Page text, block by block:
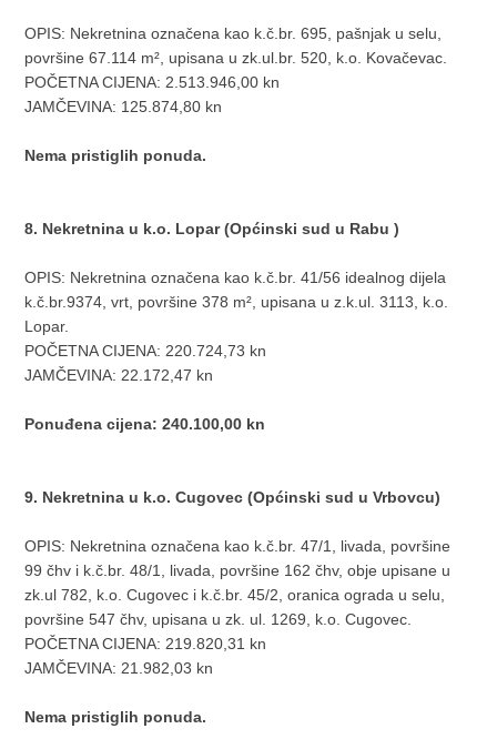
OPIS: Nekretnina označena kao k.č.br. 695, pašnjak u selu,
površine 67.114 m², upisana u zk.ul.br. 520, k.o. Kovačevac.
POČETNA CIJENA: 2.513.946,00 kn
JAMČEVINA: 125.874,80 kn
Nema pristiglih ponuda.
8. Nekretnina u k.o. Lopar (Općinski sud u Rabu )
OPIS: Nekretnina označena kao k.č.br. 41/56 idealnog dijela
k.č.br.9374, vrt, površine 378 m², upisana u z.k.ul. 3113, k.o.
Lopar.
POČETNA CIJENA: 220.724,73 kn
JAMČEVINA: 22.172,47 kn
Ponuđena cijena: 240.100,00 kn
9. Nekretnina u k.o. Cugovec (Općinski sud u Vrbovcu)
OPIS: Nekretnina označena kao k.č.br. 47/1, livada, površine
99 čhv i k.č.br. 48/1, livada, površine 162 čhv, obje upisane u
zk.ul 782, k.o. Cugovec i k.č.br. 45/2, oranica ograda u selu,
površine 547 čhv, upisana u zk. ul. 1269, k.o. Cugovec.
POČETNA CIJENA: 219.820,31 kn
JAMČEVINA: 21.982,03 kn
Nema pristiglih ponuda.